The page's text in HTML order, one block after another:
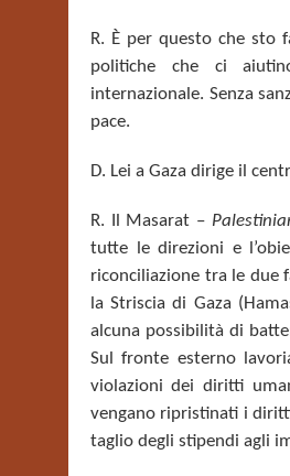
R. È per questo che sto
politiche che ci
internazionale. Senza
pace.
D. Lei a Gaza dirige il
R. Il Masarat –
tutte le direzioni e
riconciliazione tra le due
la Striscia di Gaza
alcuna possibilità di
Sul fronte esterno
violazioni dei diritti
vengano ripristinati i
taglio degli stipendi agli